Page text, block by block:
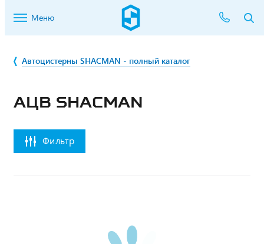
Меню
Автоцистерны SHACMAN - полный каталог
АЦВ SHACMAN
Фильтр